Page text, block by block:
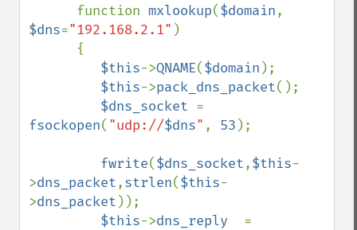
      function
mxlookup($domain
$dns="192.168.2.1" )
$this->QNAME($domain );
$this->pack_dns_packet();
$dns_socket
fsockopen( "udp://$dns" , 53 );
fwrite($dns_socket,$this-
>dns_packet,strlen($this-
>dns_packet ));
$this->dns_reply